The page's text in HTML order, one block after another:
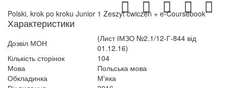
Polski, krok po kroku Junior 1 Zeszyt ćwiczeń + e-Coursebook
Характеристики
Дозвіл МОН
(Лист ІМЗО №2.1/12-Г-844 від
01.12.16)
Кількість сторінок
104
Мова
Польська мова
Обкладинка
М'яка